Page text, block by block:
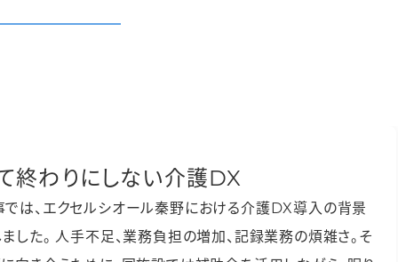
終わりにしない介護DX
は、エクセルシオール秦野における介護DX導入の背景
した。 人手不足、業務負担の増加、記録業務の煩雑さ。そ